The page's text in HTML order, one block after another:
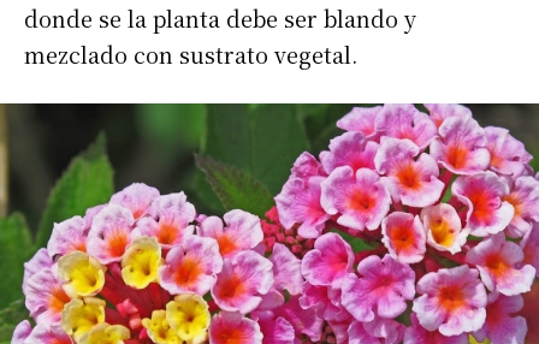
Apellidos
donde se la planta debe ser blando y
mezclado con sustrato vegetal.